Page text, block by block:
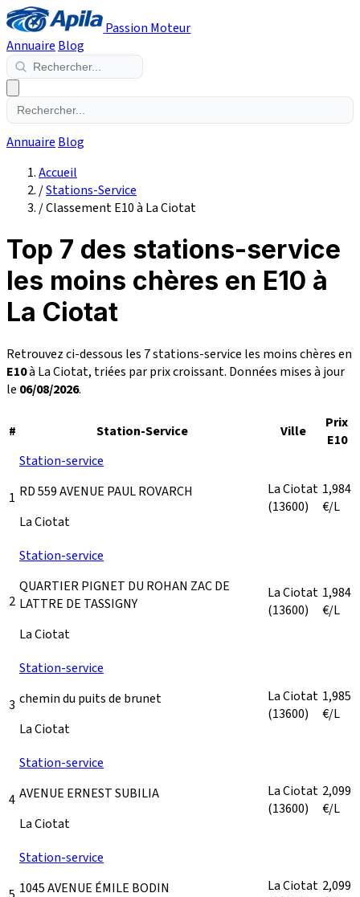
Passion Moteur
Annuaire Blog
Annuaire Blog
Accueil
/Stations-Service
/Classement E10 à La Ciotat
Top 7 des stations-service
les moins chères en E10 à
La Ciotat
Retrouvez ci-dessous les 7 stations-service les moins chères en
E10à La Ciotat, triées par prix croissant. Données mises à jour
le 06/08/2026.
# Station-Service Ville
Prix
E10
1
Station-service
RD 559 AVENUE PAUL ROVARCH
La Ciotat
La Ciotat
(13600)
1,984
€/L
2
Station-service
QUARTIER PIGNET DU ROHAN ZAC DE
LATTRE DE TASSIGNY
La Ciotat
La Ciotat
(13600)
1,984
€/L
3
Station-service
chemin du puits de brunet
La Ciotat
La Ciotat
(13600)
1,985
€/L
4
Station-service
AVENUE ERNEST SUBILIA
La Ciotat
La Ciotat
(13600)
2,099
€/L
Station-service
1045 AVENUE ÉMILE BODIN
La Ciotat 2,099